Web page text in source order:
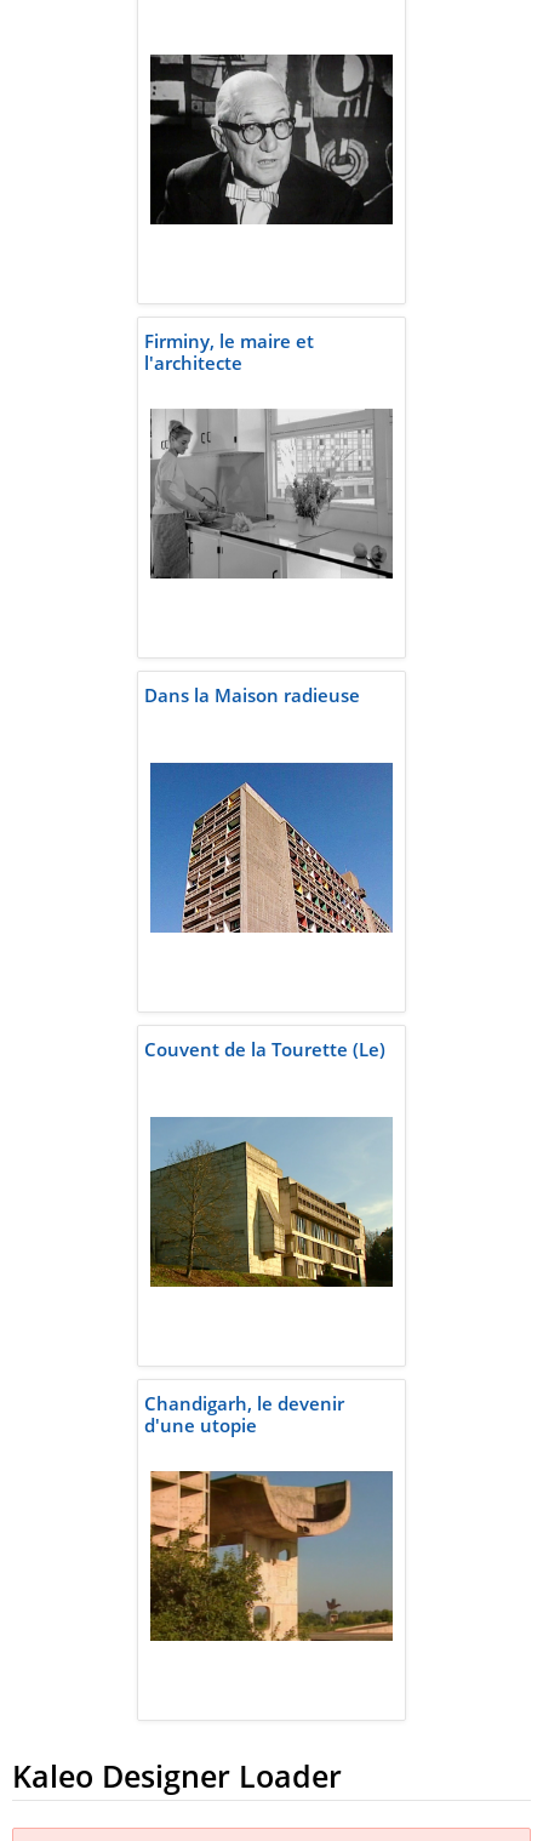
Firminy, le maire et
l'architecte
Dans la Maison radieuse
Couvent de la Tourette (Le)
Chandigarh, le devenir
d'une utopie
Kaleo Designer Loader